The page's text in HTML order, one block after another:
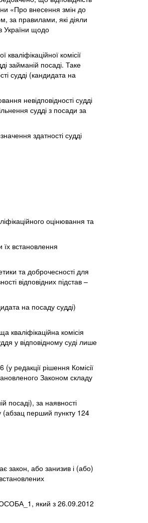
«Про внесення змін до
за правилами, які діяли
України щодо
комісії
займаній посаді. Таке
судді (кандидата на
невідповідності судді
судді з посади за
здатності судді
оцінювання та
їх встановлення
та доброчесності для
відповідних підстав –
на посаду судді)
комісія
у відповідному суді лише
редакції рішення Комісії
Законом складу
посаді), за наявності
(абзац перший пункту 124
закон, або занизив і (або)
ОСОБА_1, який з 26.09.2012